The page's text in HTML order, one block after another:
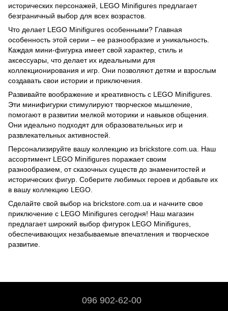
исторических персонажей, LEGO Minifigures предлагает
безграничный выбор для всех возрастов.
Что делает LEGO Minifigures особенными? Главная
особенность этой серии – ее разнообразие и уникальность.
Каждая мини-фигурка имеет свой характер, стиль и
аксессуары, что делает их идеальными для
коллекционирования и игр. Они позволяют детям и взрослым
создавать свои истории и приключения.
Развивайте воображение и креативность с LEGO Minifigures.
Эти минифигурки стимулируют творческое мышление,
помогают в развитии мелкой моторики и навыков общения.
Они идеально подходят для образовательных игр и
развлекательных активностей.
Персонализируйте вашу коллекцию из brickstore.com.ua. Наш
ассортимент LEGO Minifigures поражает своим
разнообразием, от сказочных существ до знаменитостей и
исторических фигур. Соберите любимых героев и добавьте их
в вашу коллекцию LEGO.
Сделайте свой выбор на brickstore.com.ua и начните свое
приключение с LEGO Minifigures сегодня! Наш магазин
предлагает широкий выбор фигурок LEGO Minifigures,
обеспечивающих незабываемые впечатления и творческое
развитие.
096 902-62-00